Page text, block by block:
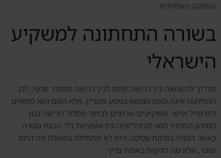
העסקה האמיתית.
בשורה התחתונה למשקיע
הישראלי
מדריך להשוואה בין רכישה מיזם לבין רכישה ממוכר פרטי. לכן
ההחלטה אינה האם הנושא נשמע מעניין, אלא האם הוא מתאים
לפרופיל אישי. משקיעים שרוצים לבחור מסלול רכישה נכון.
הסיכון המרכזי הוא: קניבליזציה בין אופציות בלי הבנת מטרה.
כאשר דנסיה בודקת עסקה, היא לא מתחילה בשאלה מה היזם
מוכר, אלא מה הלקוח באמת צריך.